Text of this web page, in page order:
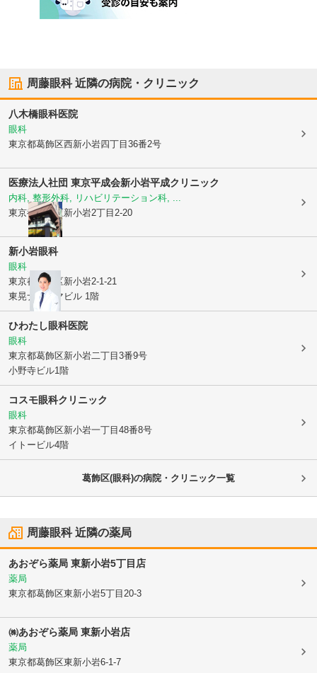
周藤眼科近隣の病院・クリニック
八木橋眼科医院
眼科
東京都葛飾区西新小岩四丁目36番2号
医療法人社団 東京平成会新小岩平成クリニック
内科, 整形外科, リハビリテーション科, ...
東京都葛飾区新小岩2丁目2-20
新小岩眼科
眼科
東京都葛飾区新小岩2-1-21
東晃ナカジマビル 1階
ひわたし眼科医院
眼科
東京都葛飾区新小岩二丁目3番9号
小野寺ビル1階
コスモ眼科クリニック
眼科
東京都葛飾区新小岩一丁目48番8号
イトービル4階
葛飾区(眼科)の病院・クリニック一覧
周藤眼科近隣の薬局
あおぞら薬局 東新小岩5丁目店
薬局
東京都葛飾区東新小岩5丁目20-3
㈱あおぞら薬局 東新小岩店
薬局
東京都葛飾区東新小岩6-1-7